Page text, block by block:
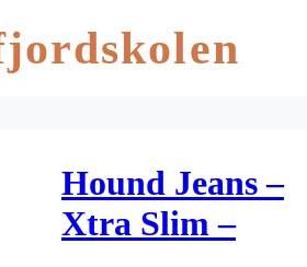
Hound Jeans –
Xtra Slim –